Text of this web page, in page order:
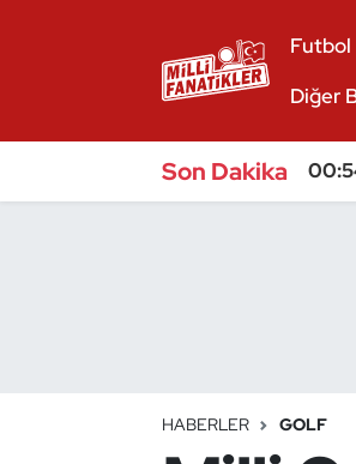
Futbol
Diğer
Son Dakika
HABERLER GOLF